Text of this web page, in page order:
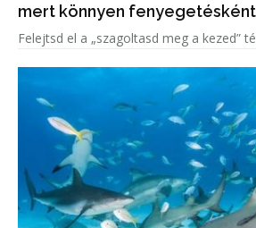
mert könnyen
Felejtsd el a „szagoltasd meg a kezed”